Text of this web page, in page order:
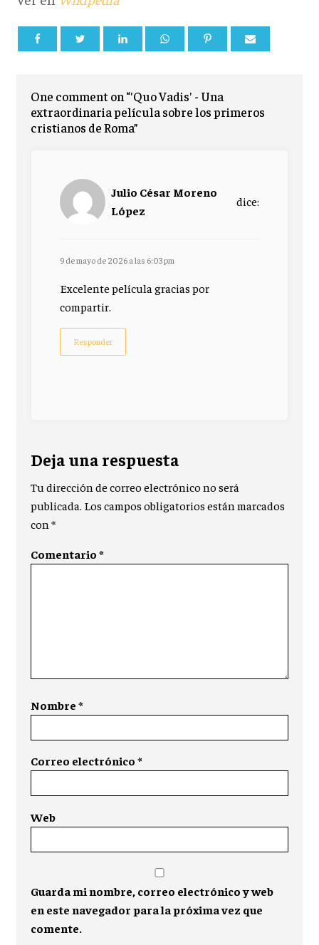
One comment on “'Quo Vadis' - Una
extraordinaria película sobre los primeros
cristianos de Roma”
Julio César Moreno
López
dice:
9 de mayo de 2026 a las 6:03 pm
Excelente película gracias por
compartir.
Responder
Deja una respuesta
Tu dirección de correo electrónico no será
publicada. Los campos obligatorios están marcados
con*
Comentario*
Nombre*
Correo electrónico*
Web
Guarda mi nombre, correo electrónico y web
en este navegador para la próxima vez que
comente.